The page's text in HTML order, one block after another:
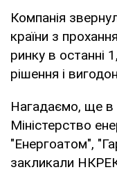
Компанія
країни з
ринку в останні
рішення і
Нагадаємо, ще в
Міністерство
"Енергоатом",
закликали